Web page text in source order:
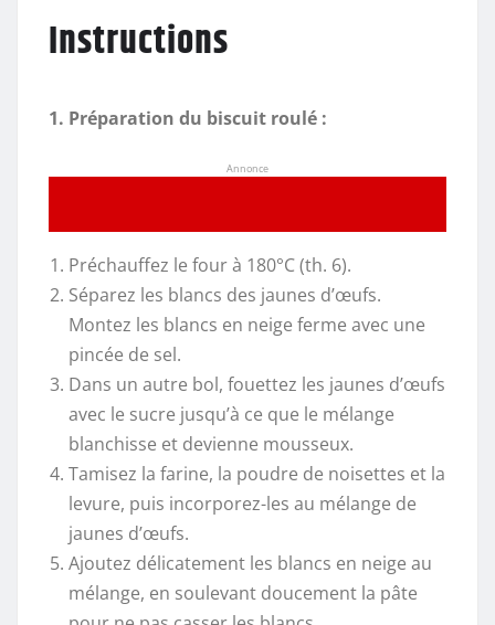
Instructions
1. Préparation du biscuit roulé :
Annonce
Préchauffez le four à 180°C (th. 6).
Séparez les blancs des jaunes d’œufs.
Montez les blancs en neige ferme avec une
pincée de sel.
Dans un autre bol, fouettez les jaunes d’œufs
avec le sucre jusqu’à ce que le mélange
blanchisse et devienne mousseux.
Tamisez la farine, la poudre de noisettes et la
levure, puis incorporez-les au mélange de
jaunes d’œufs.
Ajoutez délicatement les blancs en neige au
mélange, en soulevant doucement la pâte